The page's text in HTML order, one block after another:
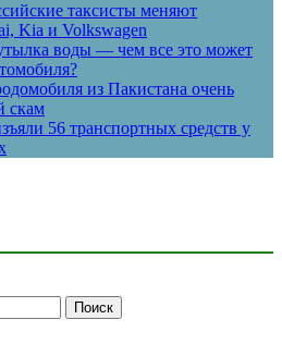
таксисты меняют
Kia и Volkswagen
воды — чем все это может
из Пакистана очень
скам
56 транспортных средств у